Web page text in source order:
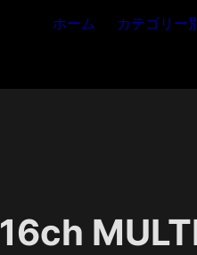
ホーム カテゴリー
16ch